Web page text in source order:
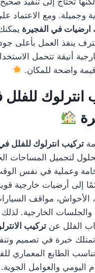
وجميلة. ومع الاعتماد
ارضيات في الفجيرة
ينفذ العمل بأعلى
أنيقة تتحمل
واضحة للمكان.
انترلوك
تركيب انترلوك للفلل
لتجميل المساحات
وعملية في نفس
إلى أرضيات خارجية
الأحواش، مواقف
والجلسات الخارجية. لذلك
الفلل عن تركيب
تمتلك خبرة في تصميم
تناسب الطابع المعماري
اليومي والعوامل الجوية.